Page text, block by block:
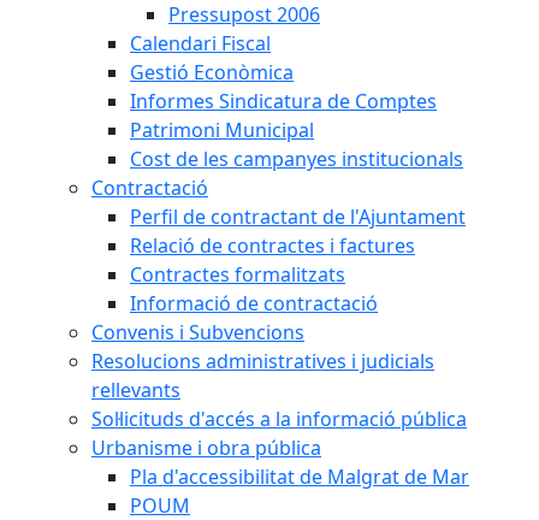
Pressupost 2006
Calendari Fiscal
Gestió Econòmica
Informes Sindicatura de Comptes
Patrimoni Municipal
Cost de les campanyes institucionals
Contractació
Perfil de contractant de l'Ajuntament
Relació de contractes i factures
Contractes formalitzats
Informació de contractació
Convenis i Subvencions
Resolucions administratives i judicials
rellevants
Sol·licituds d'accés a la informació pública
Urbanisme i obra pública
Pla d'accessibilitat de Malgrat de Mar
POUM